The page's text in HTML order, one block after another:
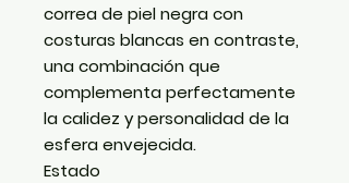
correa de piel negra con
costuras blancas en contraste,
una combinación que
complementa perfectamente
la calidez y personalidad de la
esfera envejecida.
Estado